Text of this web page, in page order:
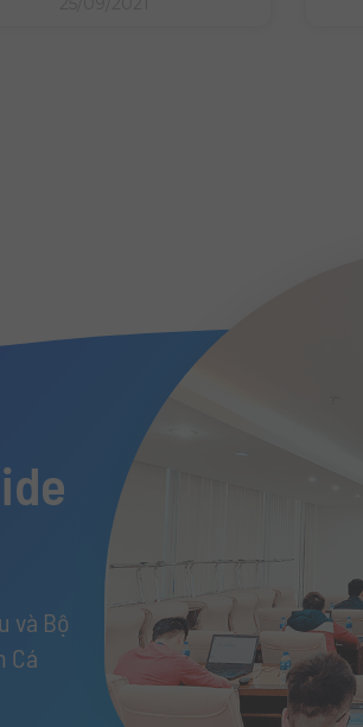
và Bộ
Cá